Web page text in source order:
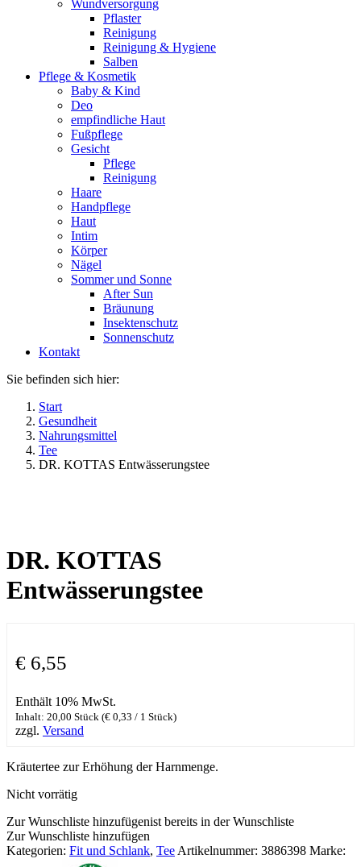
Wundversorgung
Pflaster
Reinigung
Reinigung & Hygiene
Salben
Pflege & Kosmetik
Baby & Kind
Deo
empfindliche Haut
Fußpflege
Gesicht
Pflege
Reinigung
Haare
Handpflege
Haut
Intim
Körper
Nägel
Sommer und Sonne
After Sun
Bräunung
Insektenschutz
Sonnenschutz
Kontakt
Sie befinden sich hier:
Start
Gesundheit
Nahrungsmittel
Tee
DR. KOTTAS Entwässerungstee
DR. KOTTAS
Entwässerungstee
€ 6,55
Enthält 10% MwSt.
Inhalt: 20,00 Stück (€ 0,33 / 1 Stück)
zzgl. Versand
Kräutertee zur Erhöhung der Harnmenge.
Nicht vorrätig
Zur Wunschliste hinzufügenist bereits in der Wunschliste
Zur Wunschliste hinzufügen
Kategorien: Fit und Schlank, Tee Artikelnummer: 3886398 Marke: